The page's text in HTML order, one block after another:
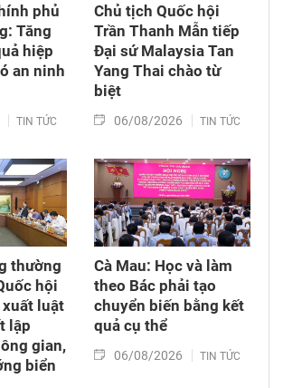
phủ
Tăng
hiệp
an ninh
TIN TỨC
Chủ tịch Quốc hội
Trần Thanh Mẫn tiếp
Đại sứ Malaysia Tan
Yang Thai chào từ
biệt
06/08/2026 TIN TỨC
thường
hội
xuất luật
lập
gian,
biển
Cà Mau: Học và làm
theo Bác phải tạo
chuyển biến bằng kết
quả cụ thể
06/08/2026 TIN TỨC